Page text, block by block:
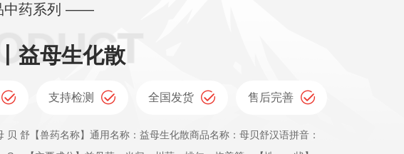
中药系列 ——
益母生化散
支持检测 全国发货 售后完善
贝 舒【兽药名称】通用名称：益母生化散商品名称：母贝舒汉语拼音：